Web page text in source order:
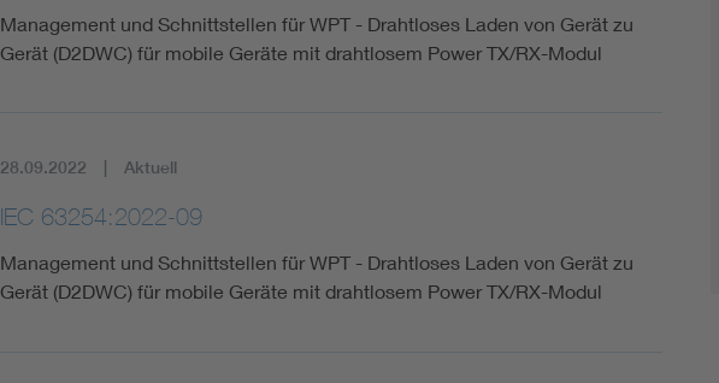
Management und Schnittstellen für WPT - Drahtloses Laden von Gerät zu
Gerät (D2DWC) für mobile Geräte mit drahtlosem Power TX/RX-Modul
28.09.2022 Aktuell
IEC 63254:2022-09
Management und Schnittstellen für WPT - Drahtloses Laden von Gerät zu
Gerät (D2DWC) für mobile Geräte mit drahtlosem Power TX/RX-Modul